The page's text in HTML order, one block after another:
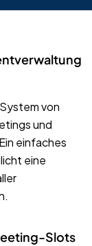
von
und
einfaches
eine
Slots